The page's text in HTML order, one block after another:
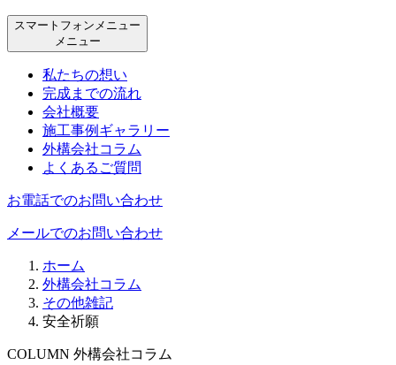
スマートフォンメニュー
メニュー
私たちの想い
完成までの流れ
会社概要
施工事例ギャラリー
外構会社コラム
よくあるご質問
お電話でのお問い合わせ
メールでのお問い合わせ
ホーム
外構会社コラム
その他雑記
安全祈願
COLUMN 外構会社コラム